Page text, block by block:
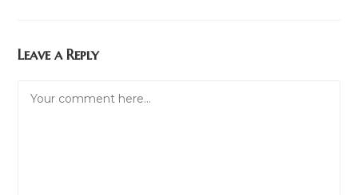
Leave a Reply